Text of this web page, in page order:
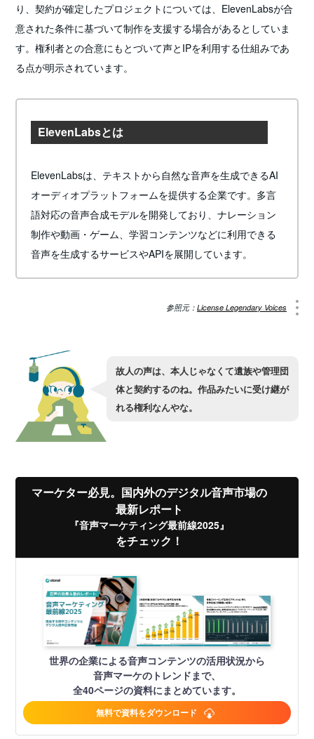
り、契約が確定したプロジェクトについては、ElevenLabsが合
意された条件に基づいて制作を支援する場合があるとしていま
す。権利者との合意にもとづいて声とIPを利用する仕組みであ
る点が明示されています。
ElevenLabsとは
ElevenLabsは、テキストから自然な音声を生成できるAI
オーディオプラットフォームを提供する企業です。多言
語対応の音声合成モデルを開発しており、ナレーション
制作や動画・ゲーム、学習コンテンツなどに利用できる
音声を生成するサービスやAPIを展開しています。
参照元：License Legendary Voices
故人の声は、本人じゃなくて遺族や管理団
体と契約するのね。作品みたいに受け継が
れる権利なんやな。
マーケター必見。国内外のデジタル音声市場の
最新レポート
『音声マーケティング最前線2025』
をチェック！
世界の企業による音声コンテンツの活用状況から
音声マーケのトレンドまで、
全40ページの資料にまとめています。
無料で資料をダウンロード